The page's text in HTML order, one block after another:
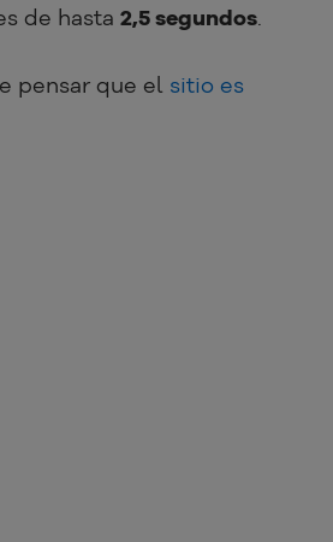
de hasta 2,5 segundos.
pensar que el sitio es